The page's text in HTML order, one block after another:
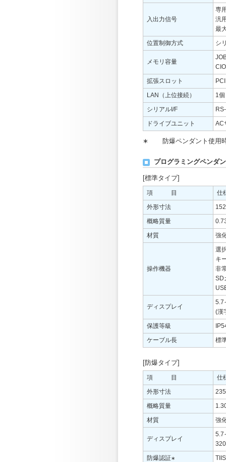
入出力信号
専
汎
最
位置制御方式
シ
メモリ容量
拡張スロット
LAN（上位接続）
1
シリアルI/F
ドライブユニット
AC
∗ 防爆ペンダント使用
プログラミングペンダ
[標準タイプ]
項 目
仕
外形寸法
概略質量
材質
強
操作機器
選
キ
非
SD
ディスプレイ
5.7
(漢
保護等級
ケーブル長
標
[防爆タイプ]
項 目
仕
外形寸法
概略質量
材質
強
ディスプレイ
5.7
防爆認証∗